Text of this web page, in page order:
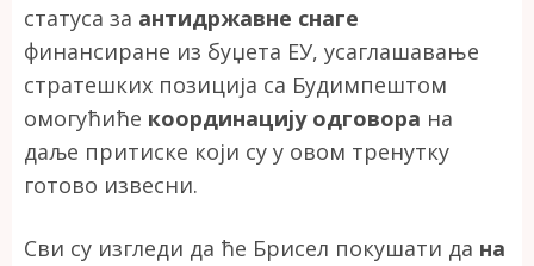
статуса за антидржавне снаге
финансиране из буџета ЕУ, усаглашавање
стратешких позиција са Будимпештом
омогућиће координацију одговора на
даље притиске који су у овом тренутку
готово извесни.
Сви су изгледи да ће Брисел покушати да на